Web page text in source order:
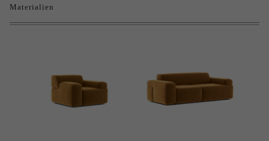
Materialien